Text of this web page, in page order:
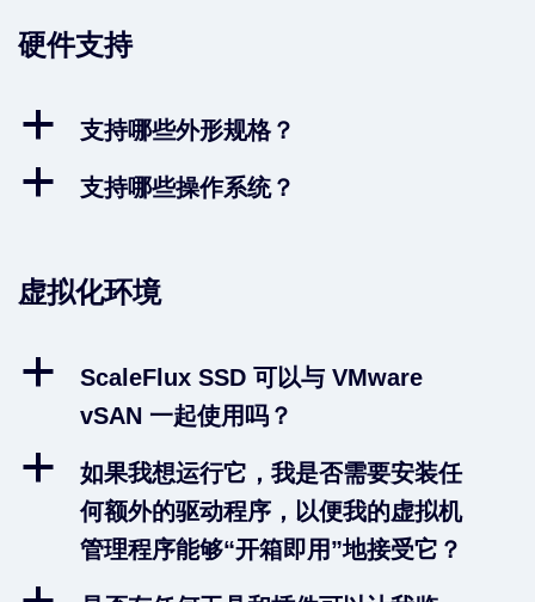
硬件支持
a 支持哪些外形规格？
a 支持哪些操作系统？
虚拟化环境
a
ScaleFlux SSD 可以与 VMware
vSAN 一起使用吗？
a
如果我想运行它，我是否需要安装任
何额外的驱动程序，以便我的虚拟机
管理程序能够“开箱即用”地接受它？